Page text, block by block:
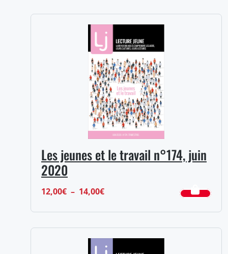
12,00€
14,00€
Les jeunes et le travail n°174, juin
2020
12,00€ – 14,00€Plage
12,00€